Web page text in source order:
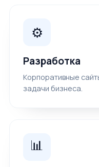
⚙️
Разработка
Корпоративные
задачи бизнеса.
📊